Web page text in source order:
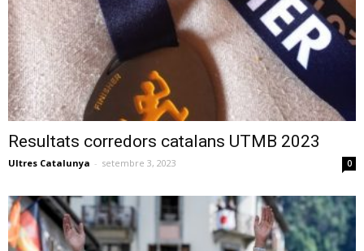
Resultats corredors catalans UTMB 2023
Ultres Catalunya - setembre 3, 2023 0